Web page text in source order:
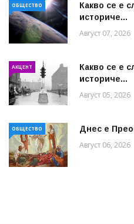
ОБЩЕСТВО
Какво се е
историче...
Август 07, 2026
АКЦЕНТ
Какво се е
историче...
Август 05, 2026
ОБЩЕСТВО Днес е
Август 06, 2026